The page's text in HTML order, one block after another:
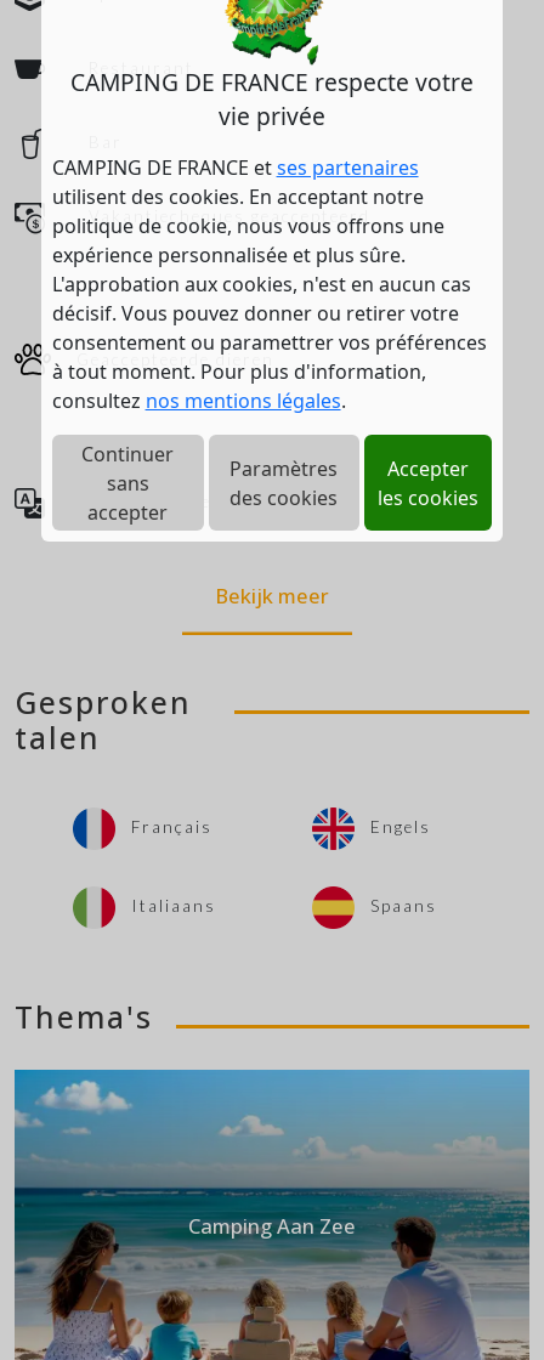
CAMPING DE FRANCE respecte votre
vie privée
CAMPING DE FRANCE etses partenaires
utilisent des cookies. En acceptant notre
politique de cookie, nous vous offrons une
expérience personnalisée et plus sûre.
L'approbation aux cookies, n'est en aucun cas
décisif. Vous pouvez donner ou retirer votre
consentement ou paramettrer vos préférences
à tout moment. Pour plus d'information,
consultez nos mentions légales.
Continuer
sans
accepter
Paramètres
des cookies
Accepter
les cookies
Vakantiecheques geaccepteerd
Geaccepteerde dieren
Buitenlandse taal
Bekijk meer
Gesproken
talen
Français Engels
Italiaans Spaans
Thema's
Camping Aan Zee